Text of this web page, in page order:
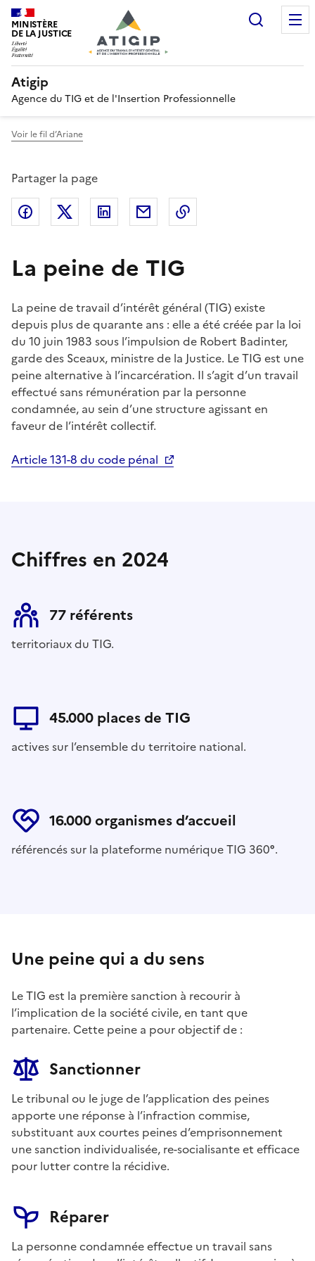
MINISTÈRE
DE LA JUSTICE
Atigip
Agence du TIG et de l'Insertion Professionnelle
Voir le fil d’Ariane
Partager la page
Partager sur Facebook
Partager sur Twitter
Partager sur LinkedIn
Partager par email
La peine de TIG
La peine de travail d’intérêt général (TIG) existe
depuis plus de quarante ans : elle a été créée par la loi
du 10 juin 1983 sous l’impulsion de Robert Badinter,
garde des Sceaux, ministre de la Justice. Le TIG est une
peine alternative à l’incarcération. Il s’agit d’un travail
effectué sans rémunération par la personne
condamnée, au sein d’une structure agissant en
faveur de l’intérêt collectif.
Article 131-8 du code pénal
Chiffres en 2024
77 référents
territoriaux du TIG.
45.000 places de TIG
actives sur l’ensemble du territoire national.
16.000 organismes d’accueil
référencés sur la plateforme numérique TIG 360°.
Une peine qui a du sens
Le TIG est la première sanction à recourir à
l’implication de la société civile, en tant que
partenaire. Cette peine a pour objectif de :
Sanctionner
Le tribunal ou le juge de l’application des peines
apporte une réponse à l’infraction commise,
substituant aux courtes peines d’emprisonnement
une sanction individualisée, re-socialisante et efficace
pour lutter contre la récidive.
Réparer
La personne condamnée effectue un travail sans